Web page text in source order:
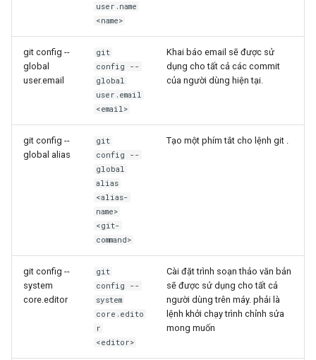
user.name
<name>
git config --
global
user.email
git
config --
global
user.email
<email>
Khai báo email sẽ được sử
dụng cho tất cả các commit
của người dùng hiện tại.
git config --
global alias
git
config --
global
alias
<alias-
name>
<git-
command>
Tạo một phím tắt cho lệnh git .
git config --
system
core.editor
git
config --
system
core.edito
r
<editor>
Cài đặt trình soạn thảo văn bản
sẽ được sử dụng cho tất cả
người dùng trên máy. phải là
lệnh khởi chạy trình chỉnh sửa
mong muốn